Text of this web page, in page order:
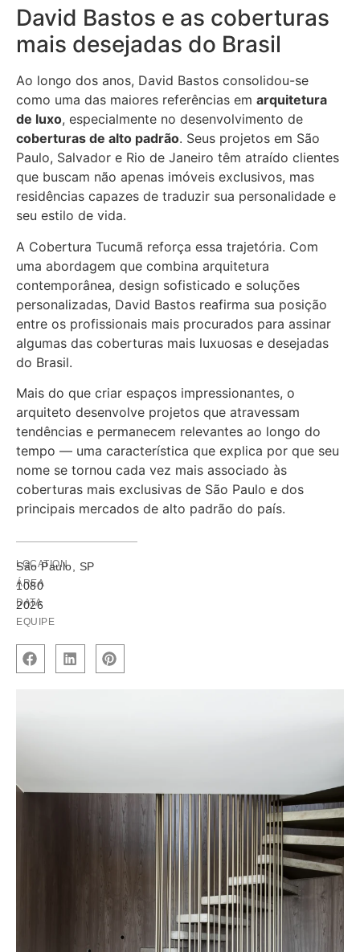
David Bastos e as coberturas
mais desejadas do Brasil
Ao longo dos anos, David Bastos consolidou-se
como uma das maiores referências em arquitetura
de luxo, especialmente no desenvolvimento de
coberturas de alto padrão. Seus projetos em São
Paulo, Salvador e Rio de Janeiro têm atraído clientes
que buscam não apenas imóveis exclusivos, mas
residências capazes de traduzir sua personalidade e
seu estilo de vida.
A Cobertura Tucumã reforça essa trajetória. Com
uma abordagem que combina arquitetura
contemporânea, design sofisticado e soluções
personalizadas, David Bastos reafirma sua posição
entre os profissionais mais procurados para assinar
algumas das coberturas mais luxuosas e desejadas
do Brasil.
Mais do que criar espaços impressionantes, o
arquiteto desenvolve projetos que atravessam
tendências e permanecem relevantes ao longo do
tempo — uma característica que explica por que seu
nome se tornou cada vez mais associado às
coberturas mais exclusivas de São Paulo e dos
principais mercados de alto padrão do país.
LOCATION
São Paulo, SP
ÁREA
1080
DATA
2026
EQUIPE